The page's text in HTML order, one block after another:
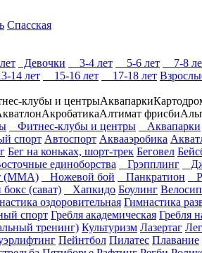
Спасская
Девочки 3-4 лет 5-6 лет 7-8
14 лет 15-16 лет 17-18 лет
клубы и центрыАквапарки
АкробатикаАлтимат фрисби
Фитнес-клубы и центры Аквапарки
спорт Автоспорт Аквааэробика
Бег на коньках, шорт-трек Беговел
единоборства Грэпплинг
(ММА) Ножевой бой Панкратион
(сават) Хапкидо Боулинг
оздоровительная Гимнастика
спорт Гребля академическая Гребля
тренинг) Культуризм Лазертаг
Пейнтбол Пилатес Плавание